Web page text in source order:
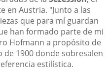
en Austria. "Junto a las
que para mí guardan
han formado parte de mi
Hofmann a propósito de
1900 donde sobresalen
estilística.